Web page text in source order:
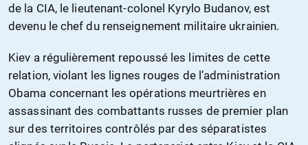
de la CIA, le lieutenant-colonel Kyrylo Budanov, est
devenu le chef du renseignement militaire ukrainien.
Kiev a régulièrement repoussé les limites de cette
relation, violant les lignes rouges de l’administration
Obama concernant les opérations meurtrières en
assassinant des combattants russes de premier plan
sur des territoires contrôlés par des séparatistes